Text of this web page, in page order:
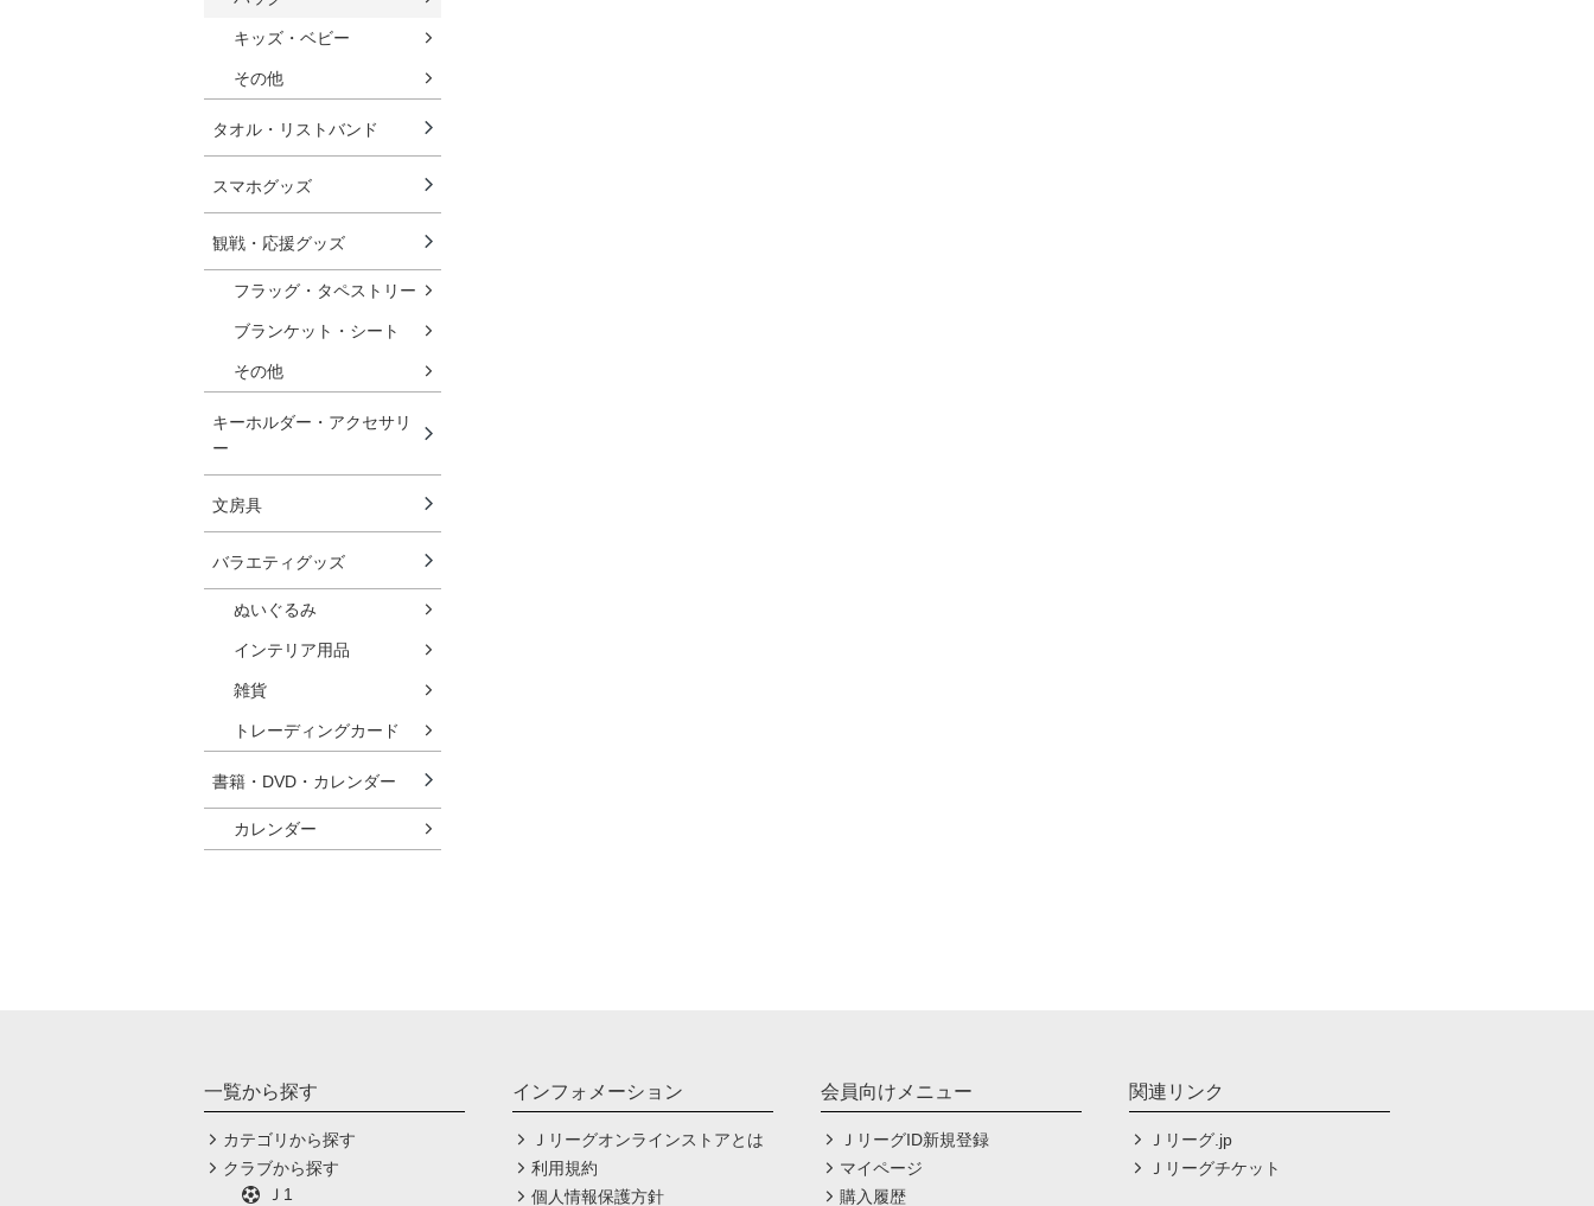
キッズ・ベビー
その他
タオル・リストバンド
スマホグッズ
観戦・応援グッズ
フラッグ・タペストリー
ブランケット・シート
その他
キーホルダー・アクセサリ
ー
文房具
バラエティグッズ
ぬいぐるみ
インテリア用品
雑貨
トレーディングカード
書籍・DVD・カレンダー
カレンダー
一覧から探す
カテゴリから探す
クラブから探す
Ｊ1
インフォメーション
Ｊリーグオンラインストアとは
利用規約
個人情報保護方針
会員向けメニュー
ＪリーグID新規登録
マイページ
購入履歴
関連リンク
Ｊリーグ.jp
Ｊリーグチケット